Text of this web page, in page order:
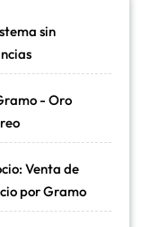
sin
- Oro
Venta de
por Gramo